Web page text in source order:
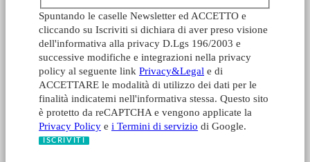
Spuntando le caselle Newsletter ed ACCETTO e
cliccando su Iscriviti si dichiara di aver preso visione
dell'informativa alla privacy D.Lgs 196/2003 e
successive modifiche e integrazioni nella privacy
policy al seguente link Privacy&Legal e di
ACCETTARE le modalità di utilizzo dei dati per le
finalità indicatemi nell'informativa stessa. Questo sito
è protetto da reCAPTCHA e vengono applicate la
Privacy Policy e i Termini di servizio di Google.